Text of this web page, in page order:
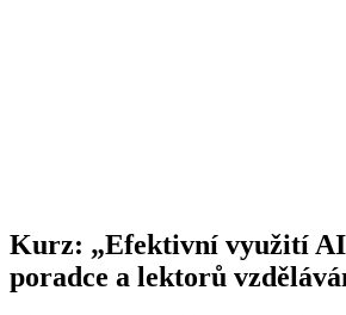
Kurz: „Efektivní využití
poradce a lektorů